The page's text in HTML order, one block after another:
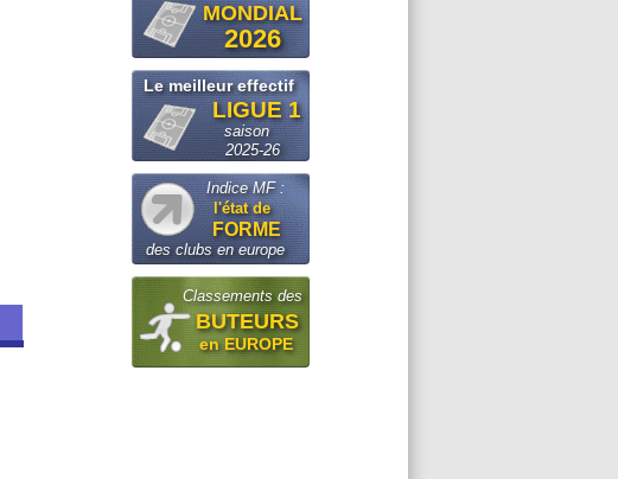
MONDIAL
2026
Le meilleur effectif
LIGUE 1
saison
2025-26
Indice MF :
l'état de
FORME
des clubs en europe
Classements des
BUTEURS
en EUROPE